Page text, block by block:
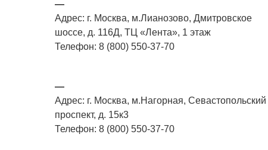
—
Адрес: г. Москва, м.Лианозово, Дмитровское
шоссе, д. 116Д, ТЦ «Лента», 1 этаж
Телефон: 8 (800) 550-37-70
—
Адрес: г. Москва, м.Нагорная, Севастопольский
проспект, д. 15к3
Телефон: 8 (800) 550-37-70